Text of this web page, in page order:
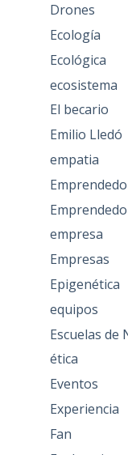
Drones
Ecología
Ecológica
ecosistema
El becario
Emilio Lledó
empatia
empresa
Empresas
Epigenética
equipos
Escuelas de
ética
Eventos
Experiencia
Fan